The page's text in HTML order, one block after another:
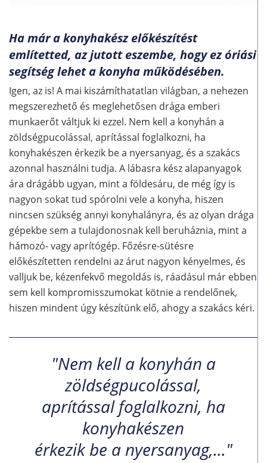
Ha már a konyhakész előkészítést
említetted, az jutott eszembe, hogy ez óriási
segítség lehet a konyha működésében.
Igen, az is! A mai kiszámíthatatlan világban, a nehezen
megszerezhető és meglehetősen drága emberi
munkaerőt váltjuk ki ezzel. Nem kell a konyhán a
zöldségpucolással, aprítással foglalkozni, ha
konyhakészen érkezik be a nyersanyag, és a szakács
azonnal használni tudja. A lábasra kész alapanyagok
ára drágább ugyan, mint a földesáru, de még így is
nagyon sokat tud spórolni vele a konyha, hiszen
nincsen szükség annyi konyhalányra, és az olyan drága
gépekbe sem a tulajdonosnak kell beruháznia, mint a
hámozó- vagy aprítógép. Főzésre-sütésre
előkészítetten rendelni az árut nagyon kényelmes, és
valljuk be, kézenfekvő megoldás is, ráadásul már ebben
sem kell kompromisszumokat kötnie a rendelőnek,
hiszen mindent úgy készítünk elő, ahogy a szakács kéri.
"Nem kell a konyhán a
zöldségpucolással,
aprítással foglalkozni, ha
konyhakészen
érkezik be a nyersanyag,..."